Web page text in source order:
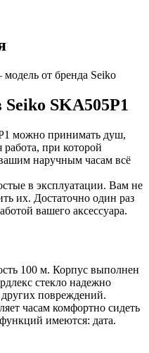
от бренда Seiko
SKA505P1
можно принимать душ,
при которой
наручным часам всё
в эксплуатации. Вам не
их. Достаточно один раз
вашего аксессуара.
100 м. Корпус выполнен
стекло надежно
повреждений.
часам комфортно сидеть
имеются: дата.